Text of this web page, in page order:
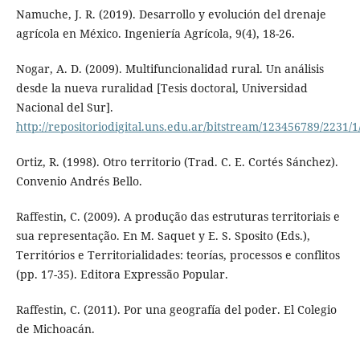
Namuche, J. R. (2019). Desarrollo y evolución del drenaje
agrícola en México. Ingeniería Agrícola, 9(4), 18-26.
Nogar, A. D. (2009). Multifuncionalidad rural. Un análisis
desde la nueva ruralidad [Tesis doctoral, Universidad
Nacional del Sur].
http://repositoriodigital.uns.edu.ar/bitstream/123456789/2231/
Ortiz, R. (1998). Otro territorio (Trad. C. E. Cortés Sánchez).
Convenio Andrés Bello.
Raffestin, C. (2009). A produção das estruturas territoriais e
sua representação. En M. Saquet y E. S. Sposito (Eds.),
Territórios e Territorialidades: teorías, processos e conflitos
(pp. 17-35). Editora Expressão Popular.
Raffestin, C. (2011). Por una geografía del poder. El Colegio
de Michoacán.